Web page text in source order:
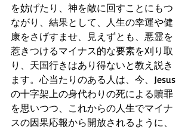
を妨げたり、神を敵に回すことにもつ
ながり、結果として、人生の幸運や健
康をさげすませ、見えずとも、悪霊を
惹きつけるマイナス的な要素を刈り取
り、天国行きはあり得ないと教え説き
ます。心当たりのある人は、今、Jesus
の十字架上の身代わりの死による贖罪
を思いつつ、これからの人生でマイナ
スの因果応報から開放されるように、